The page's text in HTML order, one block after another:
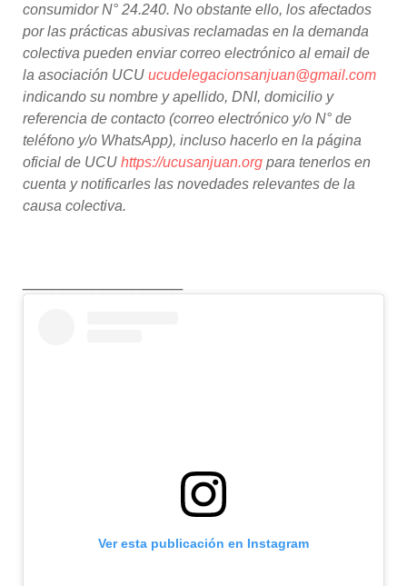
consumidor N° 24.240. No obstante ello, los afectados
por las prácticas abusivas reclamadas en la demanda
colectiva pueden enviar correo electrónico al email de
la asociación UCU ucudelegacionsanjuan@gmail.com
indicando su nombre y apellido, DNI, domicilio y
referencia de contacto (correo electrónico y/o N° de
teléfono y/o WhatsApp), incluso hacerlo en la página
oficial de UCU https://ucusanjuan.org para tenerlos en
cuenta y notificarles las novedades relevantes de la
causa colectiva.
Ver esta publicación en Instagram